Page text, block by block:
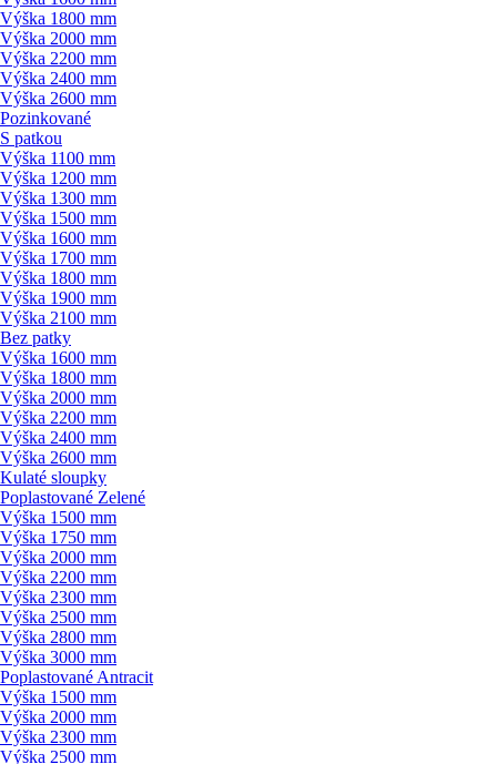
Výška 1800 mm
Výška 2000 mm
Výška 2200 mm
Výška 2400 mm
Výška 2600 mm
Pozinkované
S patkou
Výška 1100 mm
Výška 1200 mm
Výška 1300 mm
Výška 1500 mm
Výška 1600 mm
Výška 1700 mm
Výška 1800 mm
Výška 1900 mm
Výška 2100 mm
Bez patky
Výška 1600 mm
Výška 1800 mm
Výška 2000 mm
Výška 2200 mm
Výška 2400 mm
Výška 2600 mm
Kulaté sloupky
Poplastované Zelené
Výška 1500 mm
Výška 1750 mm
Výška 2000 mm
Výška 2200 mm
Výška 2300 mm
Výška 2500 mm
Výška 2800 mm
Výška 3000 mm
Poplastované Antracit
Výška 1500 mm
Výška 2000 mm
Výška 2300 mm
Výška 2500 mm